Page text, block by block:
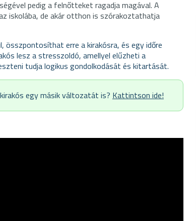
pedig a felnőtteket ragadja magával. A
iskolába, de akár otthon is szórakoztathatja
összpontosíthat erre a kirakósra, és egy időre
lesz a stresszoldó, amellyel elűzheti a
tudja logikus gondolkodását és kitartását.
egy másik változatát is? Kattintson ide!